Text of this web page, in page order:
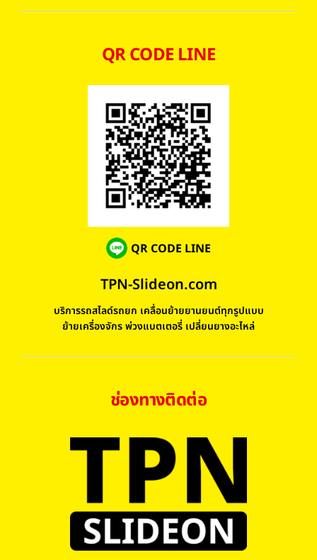
QR CODE LINE
QR CODE LINE
TPN-Slideon.com
บริการรถสไลด์รถยก เคลื่อนย้ายยานยนต์ทุกรูปแบบ
ย้ายเครื่องจักร พ่วงแบตเตอรี่ เปลี่ยนยางอะไหล่
ช่องทางติดต่อ